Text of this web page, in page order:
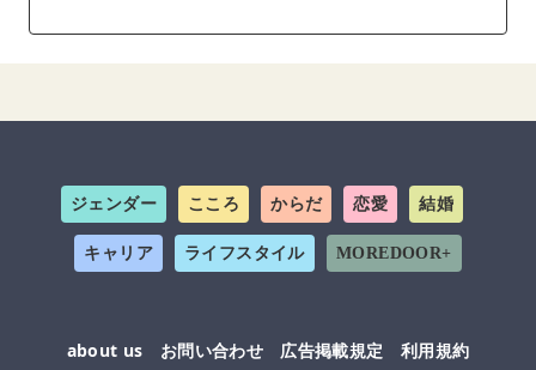
ジェンダー こころ からだ 恋愛 結婚
キャリア ライフスタイル MOREDOOR+
about us お問い合わせ 広告掲載規定 利用規約